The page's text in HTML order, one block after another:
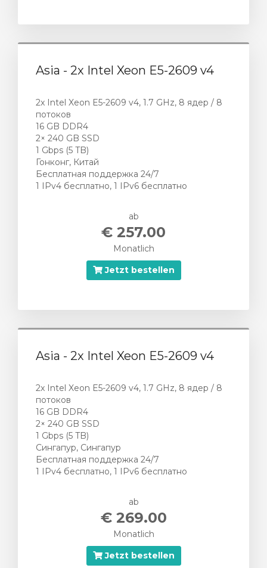
Asia - 2x Intel Xeon E5-2609 v4
2x Intel Xeon E5-2609 v4, 1.7 GHz, 8 ядер / 8
потоков
16 GB DDR4
2× 240 GB SSD
1 Gbps (5 TB)
Гонконг, Китай
Бесплатная поддержка 24/7
1 IPv4 бесплатно, 1 IPv6 бесплатно
ab
€ 257.00
Monatlich
Jetzt bestellen
Asia - 2x Intel Xeon E5-2609 v4
2x Intel Xeon E5-2609 v4, 1.7 GHz, 8 ядер / 8
потоков
16 GB DDR4
2× 240 GB SSD
1 Gbps (5 TB)
Сингапур, Сингапур
Бесплатная поддержка 24/7
1 IPv4 бесплатно, 1 IPv6 бесплатно
ab
€ 269.00
Monatlich
Jetzt bestellen